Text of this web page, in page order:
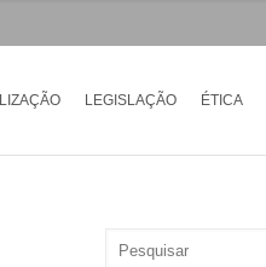
LEGISLAÇÃO ÉTICA